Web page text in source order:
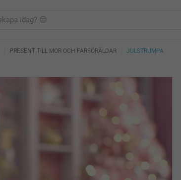
PRESENT TILL MOR OCH FARFÖRÄLDAR JULSTRUMPA